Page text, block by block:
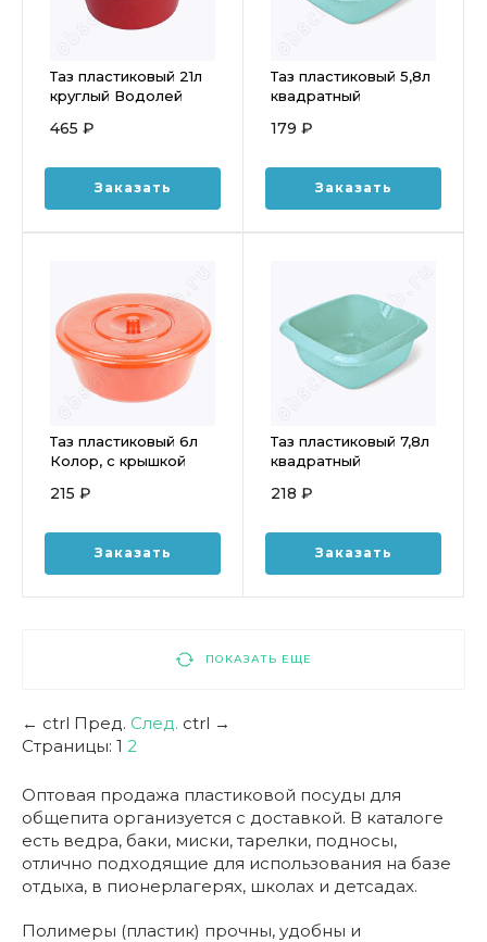
Таз пластиковый 21л
круглый Водолей
465 ₽
Заказать
Таз пластиковый 5,8л
квадратный
С660
179 ₽
Заказать
Таз пластиковый 6л
Колор, с крышкой
215 ₽
Заказать
Таз пластиковый 7,8л
квадратный
С662
218 ₽
Заказать
ПОКАЗАТЬ ЕЩЕ
← ctrl Пред. След. ctrl →
Страницы: 1 2
Оптовая продажа пластиковой посуды для
общепита организуется с доставкой. В каталоге
есть ведра, баки, миски, тарелки, подносы,
отлично подходящие для использования на базе
отдыха, в пионерлагерях, школах и детсадах.
Полимеры (пластик) прочны, удобны и